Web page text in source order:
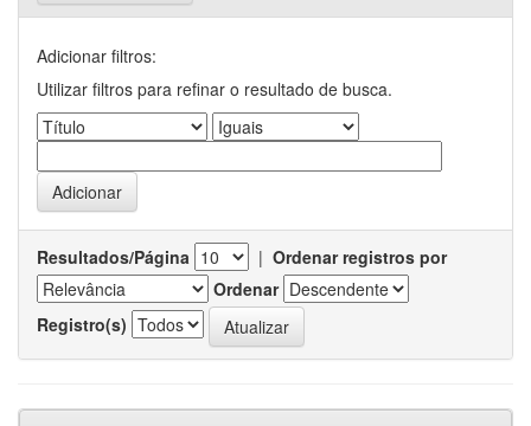
Adicionar filtros:
Utilizar filtros para refinar o resultado de busca.
Resultados/Página | Ordenar registros por
Ordenar
Registro(s)